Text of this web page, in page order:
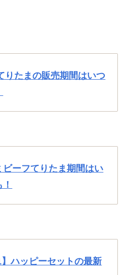
りたまの販売期間はいつ
ーフてりたま期間はい
】ハッピーセットの最新